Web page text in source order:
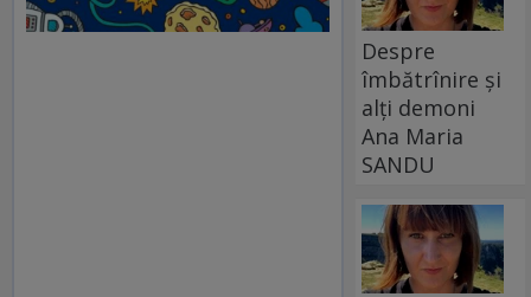
Despre
îmbătrînire și
alți demoni
Ana Maria
SANDU